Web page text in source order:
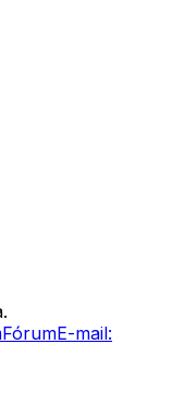
FórumE-mail: